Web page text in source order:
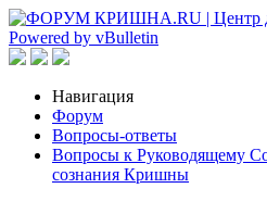
Навигация
Форум
Вопросы-ответы
Вопросы к Руководящему
сознания Кришны